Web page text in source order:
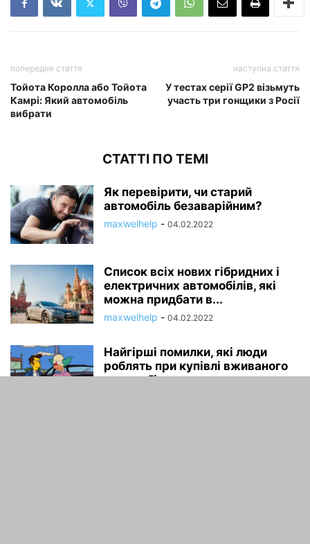
попередня стаття
Тойота Королла або Тойота
Камрі: Який автомобіль
вибрати
наступна стаття
У тестах серії GP2 візьмуть
участь три гонщики з Росії
СТАТТІ ПО ТЕМІ
Як перевірити, чи старий
автомобіль безаварійним?
maxwelhelp - 04.02.2022
Список всіх нових гібридних і
електричних автомобілів, які
можна придбати в...
maxwelhelp - 04.02.2022
Найгірші помилки, які люди
роблять при купівлі вживаного
автомобіля